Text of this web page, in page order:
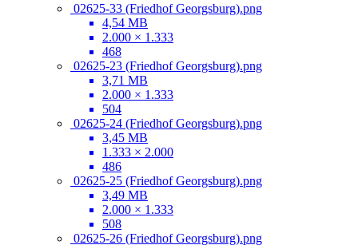
02625-33 (Friedhof Georgsburg).png
4,54 MB
2.000 × 1.333
468
02625-23 (Friedhof Georgsburg).png
3,71 MB
2.000 × 1.333
504
02625-24 (Friedhof Georgsburg).png
3,45 MB
1.333 × 2.000
486
02625-25 (Friedhof Georgsburg).png
3,49 MB
2.000 × 1.333
508
02625-26 (Friedhof Georgsburg).png